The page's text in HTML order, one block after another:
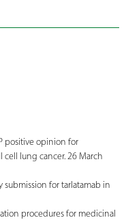
positive opinion for
cell lung cancer. 26 March
for tarlatamab in
procedures for medicinal